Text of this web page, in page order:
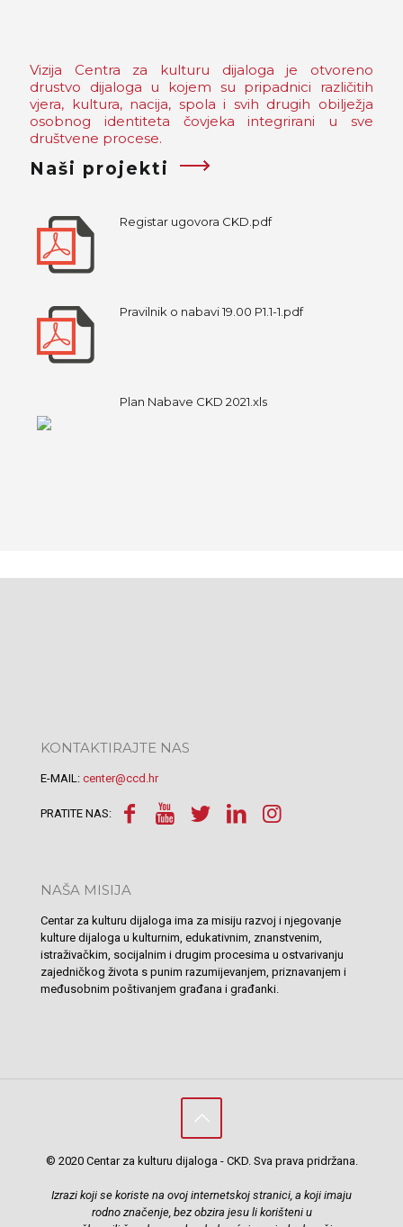
Vizija Centra za kulturu dijaloga je otvoreno
drustvo dijaloga u kojem su pripadnici različitih
vjera, kultura, nacija, spola i svih drugih obilježja
osobnog identiteta čovjeka integrirani u sve
društvene procese.
Naši projekti
Registar ugovora CKD.pdf
Pravilnik o nabavi 19.00 P1.1-1.pdf
Plan Nabave CKD 2021.xls
KONTAKTIRAJTE NAS
E-MAIL: center@ccd.hr
PRATITE NAS:
NAŠA MISIJA
Centar za kulturu dijaloga ima za misiju razvoj i njegovanje
kulture dijaloga u kulturnim, edukativnim, znanstvenim,
istraživačkim, socijalnim i drugim procesima u ostvarivanju
zajedničkog života s punim razumijevanjem, priznavanjem i
međusobnim poštivanjem građana i građanki.
© 2020 Centar za kulturu dijaloga - CKD. Sva prava pridržana.
Izrazi koji se koriste na ovoj internetskoj stranici, a koji imaju
rodno značenje, bez obzira jesu li korišteni u